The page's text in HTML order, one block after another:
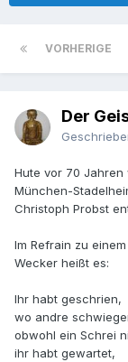
VORHERIGE
Der
Hute vor 70 Jahren
München-
Christoph Probst
Im Refrain zu
Wecker heißt es:
Ihr habt geschrien,
wo andre
obwohl ein Schrei
ihr habt gewartet,